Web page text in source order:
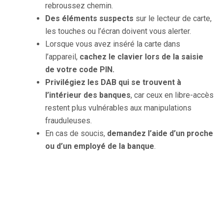
rebroussez chemin.
Des éléments suspects sur le lecteur de carte,
les touches ou l’écran doivent vous alerter.
Lorsque vous avez inséré la carte dans
l’appareil, cachez le clavier lors de la saisie
de votre code PIN.
Privilégiez les DAB qui se trouvent à
l’intérieur des banques, car ceux en libre-accès
restent plus vulnérables aux manipulations
frauduleuses.
En cas de soucis, demandez l’aide d’un proche
ou d’un employé de la banque.